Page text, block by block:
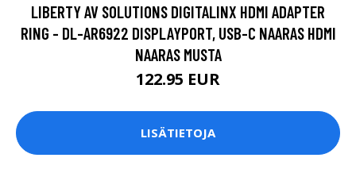
LIBERTY AV SOLUTIONS DIGITALINX HDMI ADAPTER
RING - DL-AR6922 DISPLAYPORT, USB-C NAARAS HDMI
NAARAS MUSTA
122.95 EUR
LISÄTIETOJA